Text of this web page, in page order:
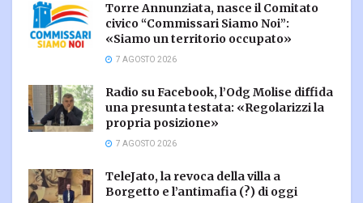
Torre Annunziata, nasce il Comitato
civico “Commissari Siamo Noi”:
«Siamo un territorio occupato»
7 AGOSTO 2026
Radio su Facebook, l’Odg Molise diffida
una presunta testata: «Regolarizzi la
propria posizione»
7 AGOSTO 2026
TeleJato, la revoca della villa a
Borgetto e l’antimafia (?) di oggi